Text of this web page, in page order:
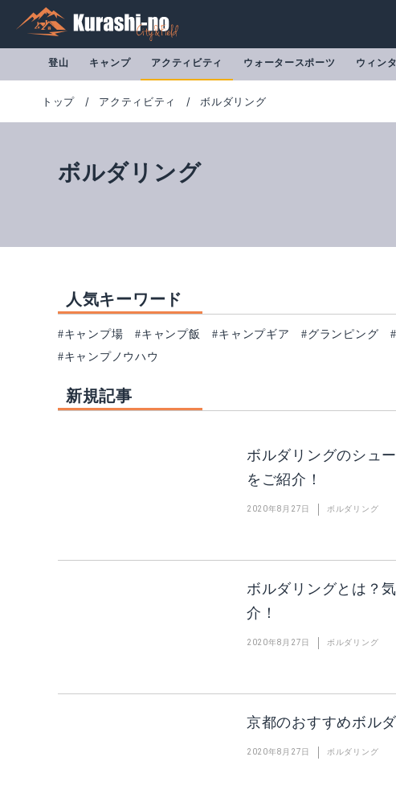
登山 キャンプ アクティビティ ウォータースポーツ ウィン
トップ アクティビティ ボルダリング
ボルダリング
人気キーワード
#キャンプ場 #キャンプ飯 #キャンプギア #グランピング
#キャンプノウハウ
新規記事
ボルダリングのシュ
をご紹介！
2020年8月27日 ボルダリング
ボルダリングとは？
介！
2020年8月27日 ボルダリング
京都のおすすめボル
2020年8月27日 ボルダリング